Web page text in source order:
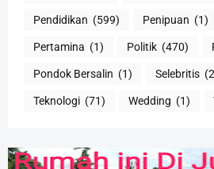
Pendidikan (599) Penipuan (1)
Pertamina (1) Politik (470)
Pondok Bersalin (1) Selebritis
Teknologi (71) Wedding (1)